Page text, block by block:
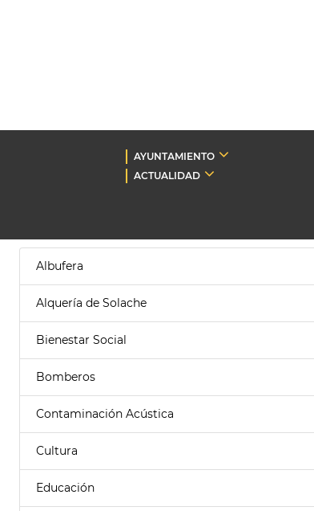
AYUNTAMIENTO
ACTUALIDAD
Albufera
Alquería de Solache
Bienestar Social
Bomberos
Contaminación Acústica
Cultura
Educación